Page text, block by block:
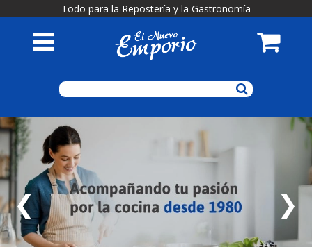
Todo para la Repostería y la Gastronomía
❮ ❯